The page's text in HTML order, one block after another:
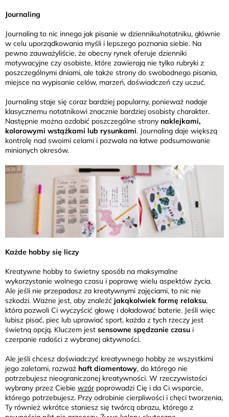
Journaling
Journaling to nic innego jak pisanie w dzienniku/notatniku, głównie
w celu uporządkowania myśli i lepszego poznania siebie. Na
pewno zauważyliście, że obecny rynek oferuje dzienniki
motywacyjne czy osobiste, które zawierają nie tylko rubryki z
poszczególnymi dniami, ale także strony do swobodnego pisania,
miejsce na wypisanie celów, marzeń, doświadczeń czy uczuć.
Journaling staje się coraz bardziej popularny, ponieważ nadaje
klasycznemu notatnikowi znacznie bardziej osobisty charakter.
Następnie można ozdobić poszczególne strony naklejkami,
kolorowymi wstążkami lub rysunkami. Journaling daje większą
kontrolę nad swoimi celami i pozwala na łatwe podsumowanie
minionych okresów.
Każde hobby się liczy
Kreatywne hobby to świetny sposób na maksymalne
wykorzystanie wolnego czasu i poprawę wielu aspektów życia.
Ale jeśli nie przepadasz za kreatywnymi zajęciami, to nic nie
szkodzi. Ważne jest, aby znaleźć jakąkolwiek formę relaksu,
która pozwoli Ci wyczyścić głowę i doładować baterie. Jeśli więc
lubisz pisać, piec lub uprawiać sport, każda z tych rzeczy jest
świetną opcją. Kluczem jest sensowne spędzanie czasu i
czerpanie radości z wybranej aktywności.
Ale jeśli chcesz doświadczyć kreatywnego hobby ze wszystkimi
jego zaletami, rozważ haft diamentowy, do którego nie
potrzebujesz nieograniczonej kreatywności. W rzeczywistości
wybrany przez Ciebie wzór poprowadzi Cię i da Ci wsparcie,
którego potrzebujesz. Przy odrobinie cierpliwości i chęci tworzenia,
Ty również wkrótce staniesz się twórcą obrazu, którego z